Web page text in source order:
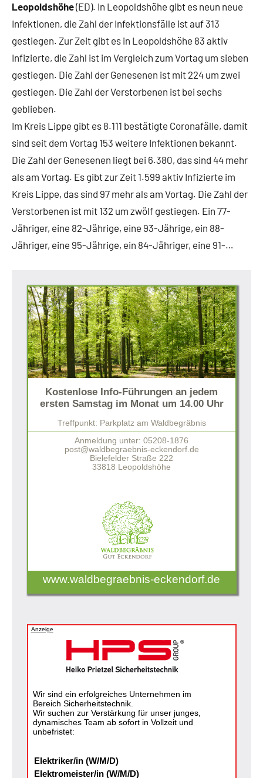
Leopoldshöhe(ED). In Leopoldshöhe gibt es neun neue
Infektionen, die Zahl der Infektionsfälle ist auf 313
gestiegen. Zur Zeit gibt es in Leopoldshöhe 83 aktiv
Infizierte, die Zahl ist im Vergleich zum Vortag um sieben
gestiegen. Die Zahl der Genesenen ist mit 224 um zwei
gestiegen. Die Zahl der Verstorbenen ist bei sechs
geblieben.
Im Kreis Lippe gibt es 8.111 bestätigte Coronafälle, damit
sind seit dem Vortag 153 weitere Infektionen bekannt.
Die Zahl der Genesenen liegt bei 6.380, das sind 44 mehr
als am Vortag. Es gibt zur Zeit 1.599 aktiv Infizierte im
Kreis Lippe, das sind 97 mehr als am Vortag. Die Zahl der
Verstorbenen ist mit 132 um zwölf gestiegen. Ein 77-
Jähriger, eine 82-Jährige, eine 93-Jährige, ein 88-
Jähriger, eine 95-Jährige, ein 84-Jähriger, eine 91-…
Kostenlose Info-Führungen an jedem
ersten Samstag im Monat um 14.00 Uhr
Treffpunkt: Parkplatz am Waldbegräbnis
Anmeldung unter: 05208-1876
post@waldbegraebnis-eckendorf.de
Bielefelder Straße 222
33818 Leopoldshöhe
www.waldbegraebnis-eckendorf.de
Anzeige
Wir sind ein erfolgreiches Unternehmen im
Bereich Sicherheitstechnik.
Wir suchen zur Verstärkung für unser junges,
dynamisches Team ab sofort in Vollzeit und
unbefristet:
Elektriker/in (W/M/D)
Elektromeister/in (W/M/D)